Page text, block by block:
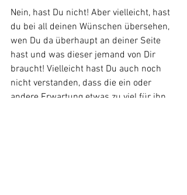
Nein, hast Du nicht! Aber vielleicht, hast
du bei all deinen Wünschen übersehen,
wen Du da überhaupt an deiner Seite
hast und was dieser jemand von Dir
braucht! Vielleicht hast Du auch noch
nicht verstanden, dass die ein oder
andere Erwartung etwas zu viel für ihn